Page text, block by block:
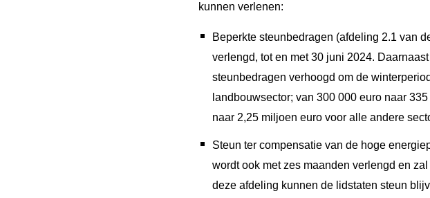
kunnen verlenen:
Beperkte steunbedragen (afdeling 2.1 van
verlengd, tot en met 30 juni 2024.
steunbedragen verhoogd om de
landbouwsector; van 300 000 euro naar
naar 2,25 miljoen euro voor alle andere
Steun ter compensatie van de hoge
wordt ook met zes maanden verlengd en
deze afdeling kunnen de lidstaten steun